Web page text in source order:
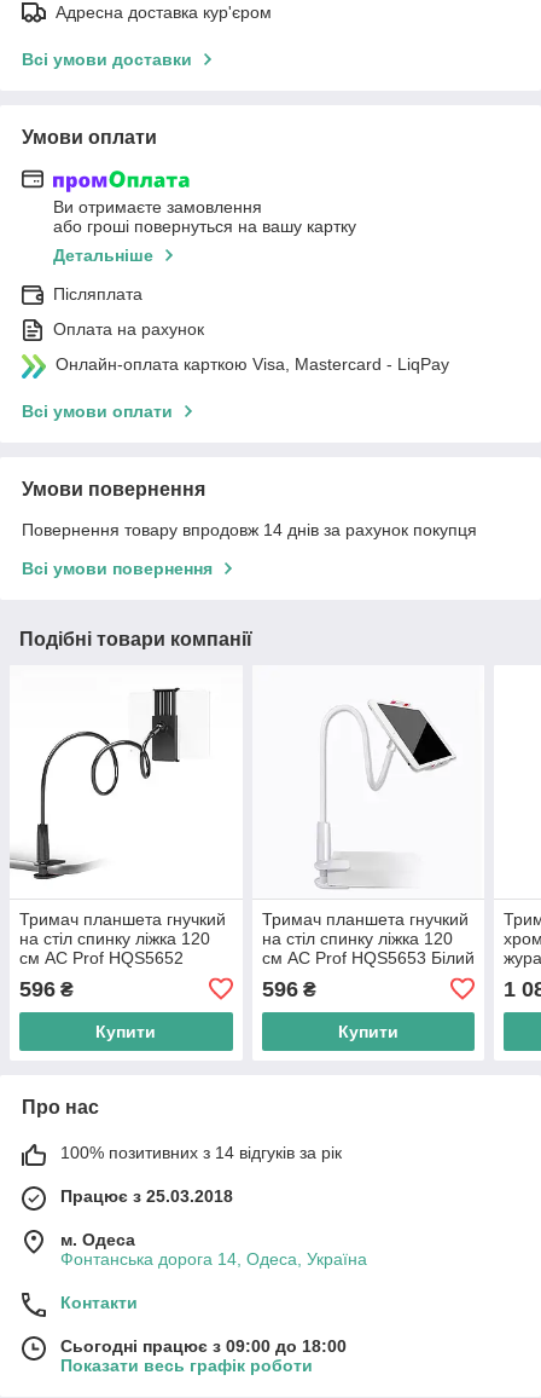
Адресна доставка кур'єром
Всі умови доставки
Умови оплати
Ви отримаєте замовлення
або гроші повернуться на вашу картку
Детальніше
Післяплата
Оплата на рахунок
Онлайн-оплата карткою Visa, Mastercard - LiqPay
Всі умови оплати
Умови повернення
Повернення товару впродовж 14 днів за рахунок покупця
Всі умови повернення
Подібні товари компанії
Тримач планшета гнучкий
на стіл спинку ліжка 120
см AC Prof HQS5652
596 ₴
Купити
Тримач планшета гнучкий
на стіл спинку ліжка 120
см AC Prof HQS5653 Білий
596₴
Купити
1
Про нас
100% позитивних з 14 відгуків за рік
Працює з 25.03.2018
м. Одеса
Фонтанська дорога 14, Одеса, Україна
Контакти
Сьогодні працює з 09:00 до 18:00
Показати весь графік роботи